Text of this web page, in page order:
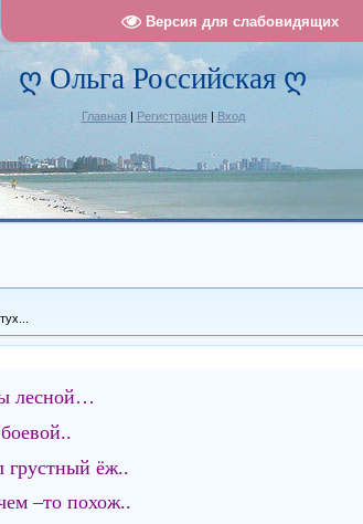
Версия для слабовидящих
ღ Ольга Российская ღ
Главная | Регистрация | Вход
лесной…
грустный ёж..
–то похож..